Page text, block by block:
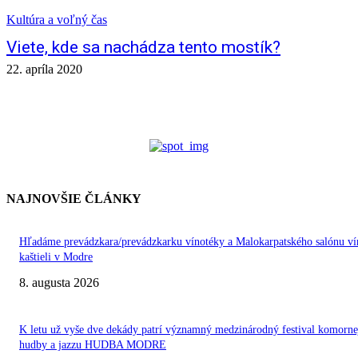
Kultúra a voľný čas
Viete, kde sa nachádza tento mostík?
22. apríla 2020
NAJNOVŠIE ČLÁNKY
Hľadáme prevádzkara/prevádzkarku vínotéky a Malokarpatského salónu
kaštieli v Modre
8. augusta 2026
K letu už vyše dve dekády patrí významný medzinárodný festival
hudby a jazzu HUDBA MODRE